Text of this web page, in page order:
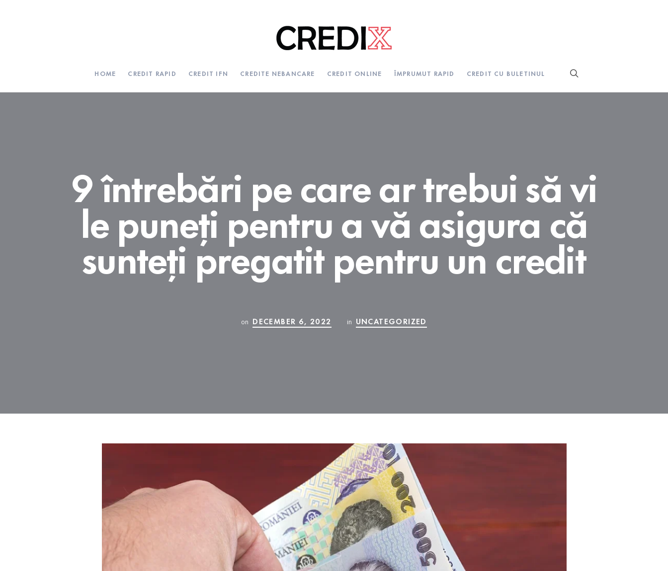
HOME CREDIT RAPID CREDIT IFN CREDITE NEBANCARE CREDIT ONLINE ÎMPRUMUT RAPID CREDIT CU BULETINUL
9 întrebări pe care ar trebui să vi
le puneți pentru a vă asigura că
sunteți pregatit pentru un credit
on DECEMBER 6, 2022 in UNCATEGORIZED